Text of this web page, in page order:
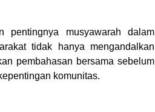
pentingnya musyawarah dalam
tidak hanya mengandalkan
pembahasan bersama sebelum
komunitas.